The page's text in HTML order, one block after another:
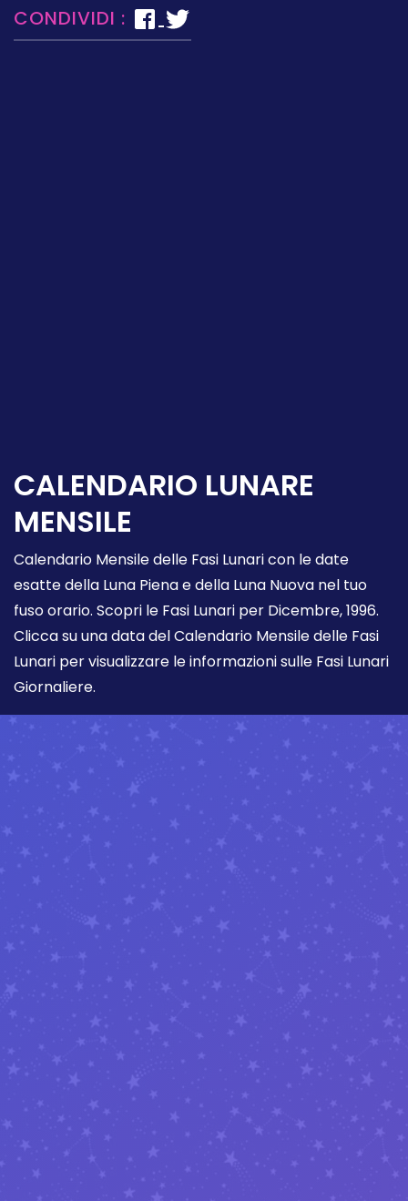
CONDIVIDI :
CALENDARIO LUNARE
MENSILE
Calendario Mensile delle Fasi Lunari con le date
esatte della Luna Piena e della Luna Nuova nel tuo
fuso orario. Scopri le Fasi Lunari per Dicembre, 1996.
Clicca su una data del Calendario Mensile delle Fasi
Lunari per visualizzare le informazioni sulle Fasi Lunari
Giornaliere.